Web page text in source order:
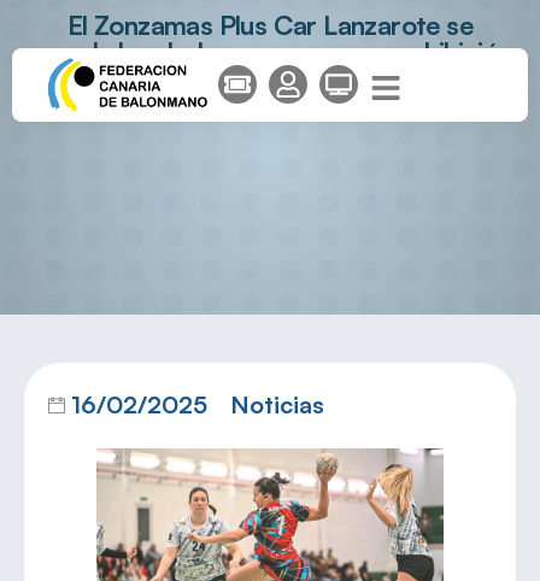
El Zonzamas Plus Car Lanzarote se
sacude las dudas con su mayor exhibición
del curso (30-13)
16/02/2025 Noticias